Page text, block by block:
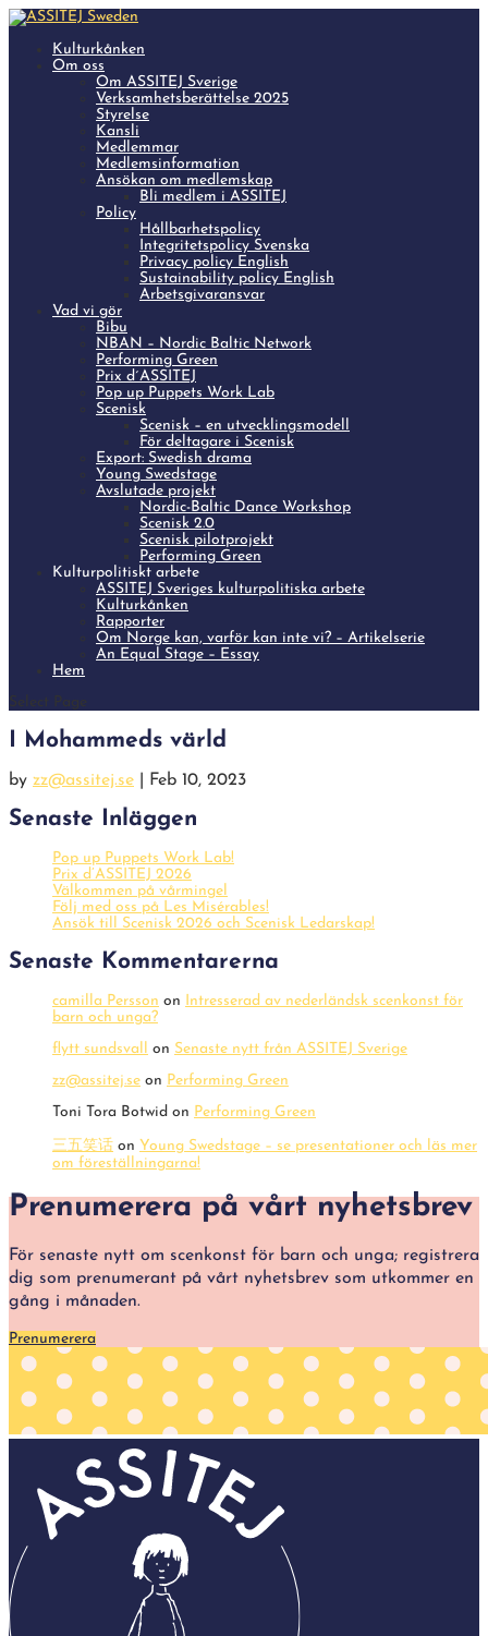
Kulturkånken
Om oss
Om ASSITEJ Sverige
Verksamhetsberättelse 2025
Styrelse
Kansli
Medlemmar
Medlemsinformation
Ansökan om medlemskap
Bli medlem i ASSITEJ
Policy
Hållbarhetspolicy
Integritetspolicy Svenska
Privacy policy English
Sustainability policy English
Arbetsgivaransvar
Vad vi gör
Bibu
NBAN – Nordic Baltic Network
Performing Green
Prix d´ASSITEJ
Pop up Puppets Work Lab
Scenisk
Scenisk – en utvecklingsmodell
För deltagare i Scenisk
Export: Swedish drama
Young Swedstage
Avslutade projekt
Nordic-Baltic Dance Workshop
Scenisk 2.0
Scenisk pilotprojekt
Performing Green
Kulturpolitiskt arbete
ASSITEJ Sveriges kulturpolitiska arbete
Kulturkånken
Rapporter
Om Norge kan, varför kan inte vi? – Artikelserie
An Equal Stage – Essay
Hem
Select Page
I Mohammeds värld
by zz@assitej.se Feb 10, 2023
Senaste Inläggen
Pop up Puppets Work Lab!
Prix d’ASSITEJ 2026
Välkommen på vårmingel
Följ med oss på Les Misérables!
Ansök till Scenisk 2026 och Scenisk Ledarskap!
Senaste Kommentarerna
camilla Persson on
Intresserad av nederländsk scenkonst för
barn och unga?
flytt sundsvall
on Senaste nytt från ASSITEJ Sverige
zz@assitej.se on Performing Green
Toni Tora Botwid on Performing Green
三五笑话 on Young Swedstage – se presentationer och läs mer
om föreställningarna!
Prenumerera på vårt nyhetsbrev
För senaste nytt om scenkonst för barn och unga; registrera
dig som prenumerant på vårt nyhetsbrev som utkommer en
gång i månaden.
Prenumerera